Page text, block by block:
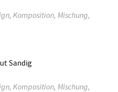
Komposition, Mischung,
Sandig
Komposition, Mischung,